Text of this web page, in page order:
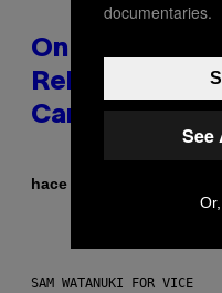
On This Day
Released the
Career
hace 3 horas
SAM WATANUKI FOR VICE
documentaries.
See